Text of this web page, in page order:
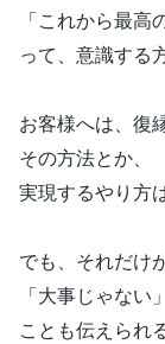
「これから最高
って、意識する
お客様へは、復
その方法とか、
実現するやり方
でも、それだけ
「大事じゃない」
ことも伝えられ